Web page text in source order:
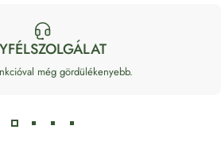
még gördülékenyebb.